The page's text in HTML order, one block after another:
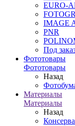
EURO-
IMAGE
PNR
Под
Фототовары
Фототовары
Назад
Материалы
Материалы
Назад